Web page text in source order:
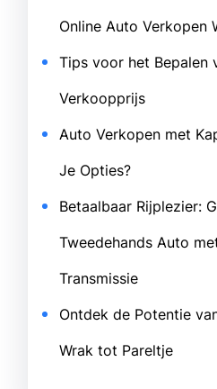
Online Auto Verkopen
Tips voor het Bepalen
Verkoopprijs
Auto Verkopen met
Je Opties?
Betaalbaar Rijplezier:
Tweedehands Auto
Transmissie
Ontdek de Potentie
Wrak tot Pareltje